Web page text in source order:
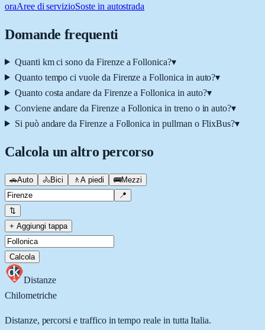
oraAree di servizioSoste in autostrada
Domande frequenti
Quanti km ci sono da Firenze a Follonica?▾
Quanto tempo ci vuole da Firenze a Follonica in auto?▾
Quanto costa andare da Firenze a Follonica in auto?▾
Conviene andare da Firenze a Follonica in treno o in auto?▾
Si può andare da Firenze a Follonica in pullman o FlixBus?▾
Calcola un altro percorso
🚗Auto 🚴Bici 🚶 A piedi 🚌Mezzi
📍
⇅
+ Aggiungi tappa
Calcola
Distanze
Chilometriche
Distanze, percorsi e traffico in tempo reale in tutta Italia.